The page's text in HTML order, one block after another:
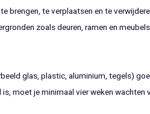
brengen, te verplaatsen en te
zoals deuren, ramen en
glas, plastic, aluminium, tegels)
moet je minimaal vier weken wachten